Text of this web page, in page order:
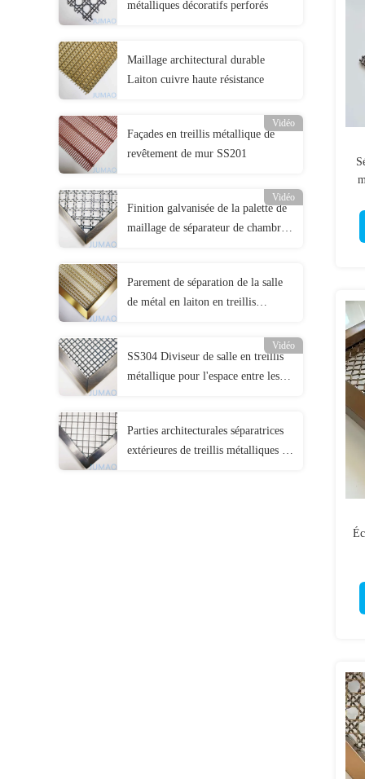
métalliques décoratifs perforés
Maillage architectural durable
Laiton cuivre haute résistance
Vidéo
Façades en treillis métallique de
revêtement de mur SS201
Vidéo
Finition galvanisée de la palette de
maillage de séparateur de chambre
Parement de séparation de la salle
de métal en laiton en treillis
Vidéo
SS304 Diviseur de salle en treillis
métallique pour l'espace entre les
Parties architecturales séparatrices
extérieures de treillis métalliques en